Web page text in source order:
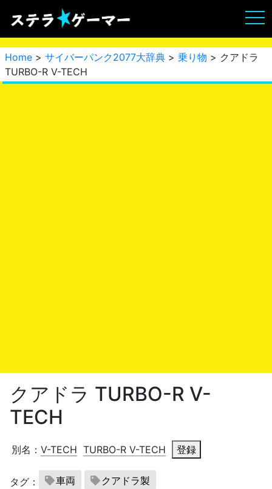
Home > サイバーパンク2077大辞典 > 乗り物 > クアドラ
TURBO-R V-TECH
クアドラ TURBO-R V-
TECH
別名： V-TECH TURBO-R V-TECH 登録
タグ： 車両
クアドラ製